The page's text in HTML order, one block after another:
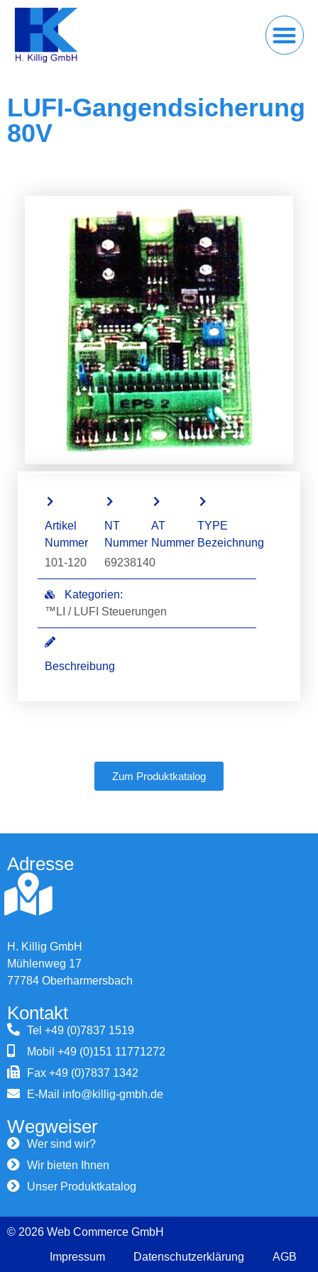
LUFI-Gangendsicherung
80V
Artikel
Nummer
101-120
NT
Nummer
69238140
AT
Nummer
TYPE
Bezeichnung
Kategorien:
™LI / LUFI Steuerungen
Beschreibung
Zum Produktkatalog
Adresse
H. Killig GmbH
Mühlenweg 17
77784 Oberharmersbach
Kontakt
Tel +49 (0)7837 1519
Mobil +49 (0)151 11771272
Fax +49 (0)7837 1342
E-Mail info@killig-gmbh.de
Wegweiser
Wer sind wir?
Wir bieten Ihnen
Unser Produktkatalog
© 2026 Web Commerce GmbH
Impressum Datenschutzerklärung AGB